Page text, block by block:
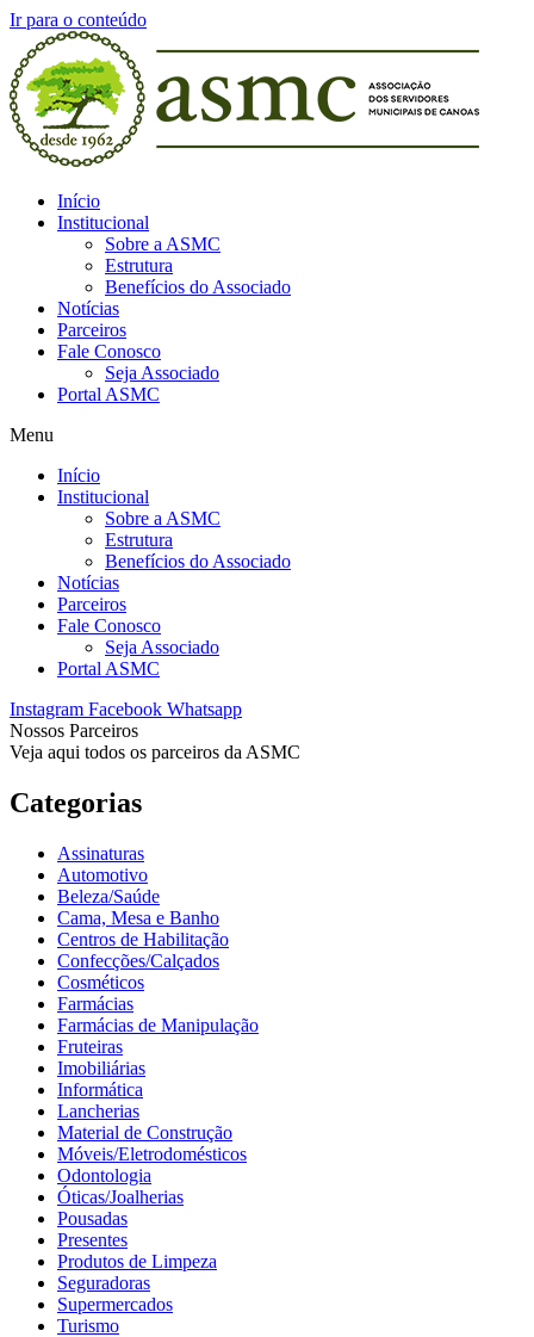
Ir para o conteúdo
Início
Institucional
Sobre a ASMC
Estrutura
Benefícios do Associado
Notícias
Parceiros
Fale Conosco
Seja Associado
Portal ASMC
Menu
Início
Institucional
Sobre a ASMC
Estrutura
Benefícios do Associado
Notícias
Parceiros
Fale Conosco
Seja Associado
Portal ASMC
Instagram Facebook Whatsapp
Nossos Parceiros
Veja aqui todos os parceiros da ASMC
Categorias
Assinaturas
Automotivo
Beleza/Saúde
Cama, Mesa e Banho
Centros de Habilitação
Confecções/Calçados
Cosméticos
Farmácias
Farmácias de Manipulação
Fruteiras
Imobiliárias
Informática
Lancherias
Material de Construção
Móveis/Eletrodomésticos
Odontologia
Óticas/Joalherias
Pousadas
Presentes
Produtos de Limpeza
Seguradoras
Supermercados
Turismo